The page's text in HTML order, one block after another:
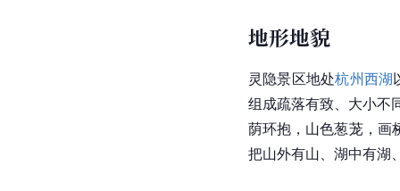
地形地貌
灵隐景区地处杭州西湖
组成疏落有致、大小不
荫环抱，山色葱茏，画
把山外有山、湖中有湖